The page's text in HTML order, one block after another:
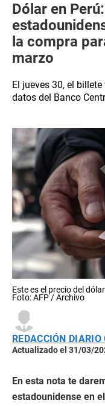
Dólar en
la compra
marzo
El jueves 30, el
datos del Banco
Este es el precio del
Foto: AFP / Archivo
REDACCIÓN DIARIO
Actualizado el 31/03/
En esta nota te
estadounidense en